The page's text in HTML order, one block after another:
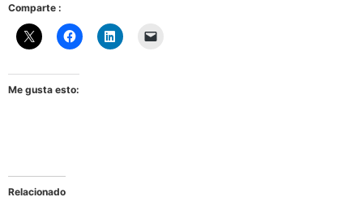
Comparte :
Me gusta esto:
Relacionado